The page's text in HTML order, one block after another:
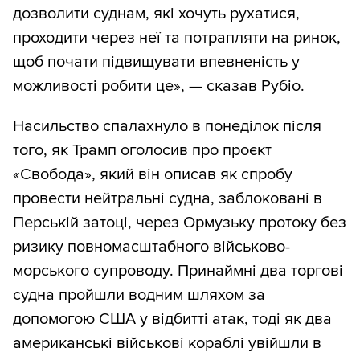
дозволити суднам, які хочуть рухатися,
проходити через неї та потрапляти на ринок,
щоб почати підвищувати впевненість у
можливості робити це», — сказав Рубіо.
Насильство спалахнуло в понеділок після
того, як Трамп оголосив про проєкт
«Свобода», який він описав як спробу
провести нейтральні судна, заблоковані в
Перській затоці, через Ормузьку протоку без
ризику повномасштабного військово-
морського супроводу. Принаймні два торгові
судна пройшли водним шляхом за
допомогою США у відбитті атак, тоді як два
американські військові кораблі увійшли в